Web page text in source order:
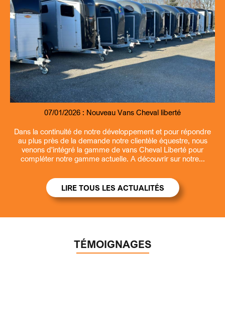
07/01/2026 : Nouveau Vans Cheval liberté
Dans la continuité de notre développement et pour répondre
au plus près de la demande notre clientèle équestre, nous
venons d'intégré la gamme de vans Cheval Liberté pour
compléter notre gamme actuelle. A découvrir sur notre...
07/01/2026 : Nouveau Remorque fourgon et benne Debon
13/03/2026 : Ouverture la samedi matin
09/07/2026 : Entretien et revisions remorques
LIRE TOUS LES ACTUALITÉS
TÉMOIGNAGES